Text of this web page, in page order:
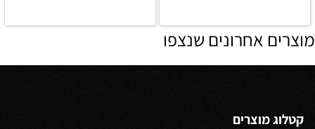
מוצרים אחרונים שנצפו
קטלוג מוצרים